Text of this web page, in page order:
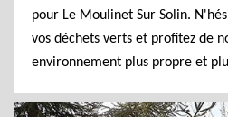
pour Le Moulinet Sur Solin.
vos déchets verts et profitez de
environnement plus propre et